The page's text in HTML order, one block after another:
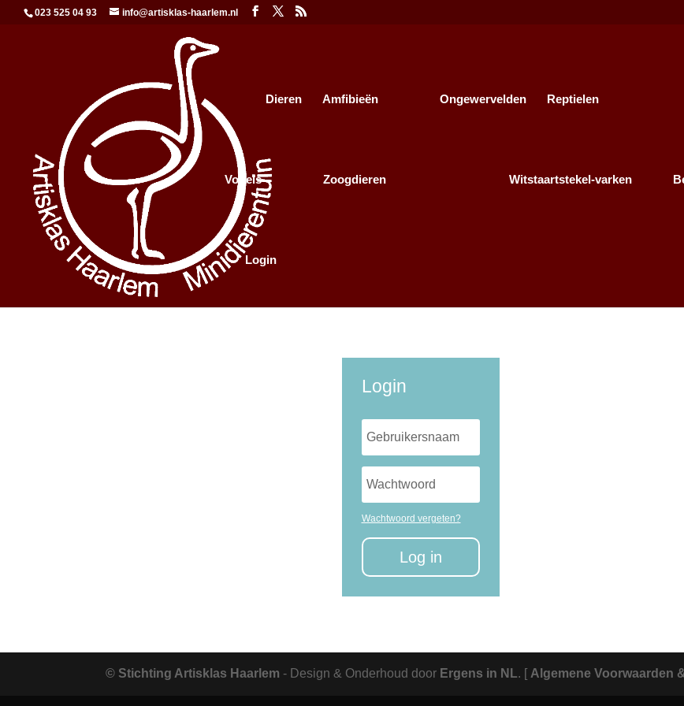
023 525 04 93 info@artisklas-haarlem.nl
Dieren Amfibieën Ongewervelden Reptielen
Vogels Zoogdieren Witstaartstekel-varken
Login
login
Login
Wachtwoord vergeten?
Log in
© Stichting Artisklas Haarlem - Design & Onderhoud door Ergens in NL. [ Algemene Voorwaarden